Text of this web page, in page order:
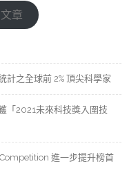
章
之全球前 2% 頂尖科學家
2021未來科技獎入圍技
進一步提升榜首